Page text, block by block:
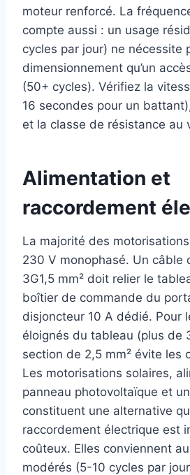
moteur renforcé. La
compte aussi : un usage
cycles par jour) ne nécessite
dimensionnement qu’un
(50+ cycles). Vérifiez la
16 secondes pour un
et la classe de résistance au
Alimentation et
raccordement
La majorité des
230 V monophasé. Un câble
3G1,5 mm² doit relier le
boîtier de commande du
disjoncteur 10 A dédié. Pour
éloignés du tableau (plus de
section de 2,5 mm² évite les
Les motorisations solaires,
panneau photovoltaïque et
constituent une alternative
raccordement électrique est
coûteux. Elles conviennent
modérés (5-10 cycles par